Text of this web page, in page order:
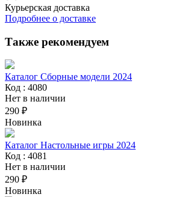
Курьерская доставка
Подробнее о доставке
Также рекомендуем
Каталог Сборные модели 2024
Код : 4080
Нет в наличии
290 ₽
Новинка
Каталог Настольные игры 2024
Код : 4081
Нет в наличии
290 ₽
Новинка